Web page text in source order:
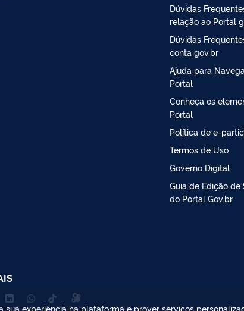
Dúvidas
relação ao Portal
Dúvidas
conta gov.br
Ajuda para
Portal
Conheça os
Portal
Política de e-
Termos de Uso
Governo Digital
Guia de Edição de
do Portal Gov.br
sua experiência na plataforma e prover serviços